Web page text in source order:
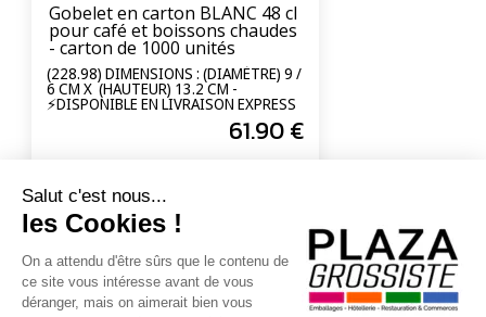
Gobelet en carton BLANC 48 cl
pour café et boissons chaudes
- carton de 1000 unités
(228.98) DIMENSIONS : (DIAMÈTRE) 9 /
6 CM X (HAUTEUR) 13.2 CM -
⚡DISPONIBLE EN LIVRAISON EXPRESS
61.90€